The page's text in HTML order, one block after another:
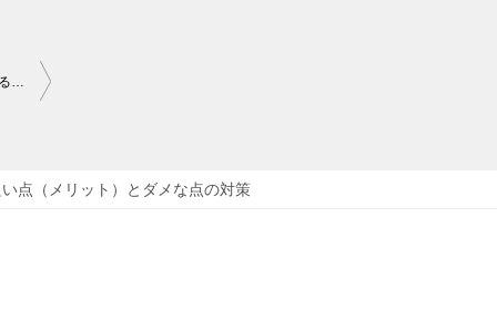
シズカニューヨークはなぜ、たった２つのケアでシワもシミも消えるの？
点（メリット）とダメな点の対策